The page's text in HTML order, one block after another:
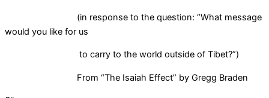
(in response to the question: “What message
would you like for us
to carry to the world outside of Tibet?”)
From “The Isaiah Effect” by Gregg Braden